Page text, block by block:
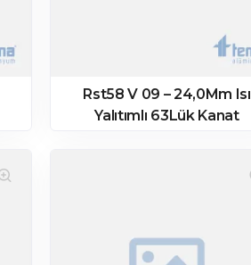
Rst58 V 09 – 24,0Mm Isı
Yalıtımlı 63Lük Kanat